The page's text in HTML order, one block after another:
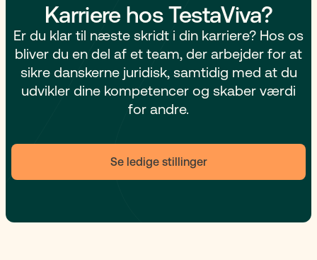
Karriere hos TestaViva?
Er du klar til næste skridt i din karriere? Hos os
bliver du en del af et team, der arbejder for at
sikre danskerne juridisk, samtidig med at du
udvikler dine kompetencer og skaber værdi
for andre.
Se ledige stillinger